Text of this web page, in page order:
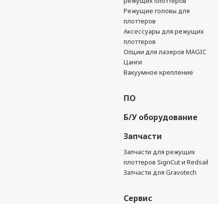
Режущие головы для
плоттеров
Аксессуары для режущих
плоттеров
Опции для лазеров MAGIC
Цанги
Вакуумное крепление
ПО
Б/У оборудование
Запчасти
Запчасти для режущих
плоттеров SignCut и Redsail
Запчасти для Gravotech
Сервис